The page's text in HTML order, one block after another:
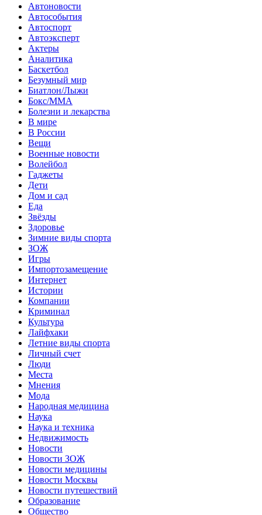
Автоновости
Автособытия
Автоспорт
Автоэксперт
Актеры
Аналитика
Баскетбол
Безумный мир
Биатлон/Лыжи
Бокс/MMA
Болезни и лекарства
В мире
В России
Вещи
Военные новости
Волейбол
Гаджеты
Дети
Дом и сад
Еда
Звёзды
Здоровье
Зимние виды спорта
ЗОЖ
Игры
Импортозамещение
Интернет
Истории
Компании
Криминал
Культура
Лайфхаки
Летние виды спорта
Личный счет
Люди
Места
Мнения
Мода
Народная медицина
Наука
Наука и техника
Недвижимость
Новости
Новости ЗОЖ
Новости медицины
Новости Москвы
Новости путешествий
Образование
Общество